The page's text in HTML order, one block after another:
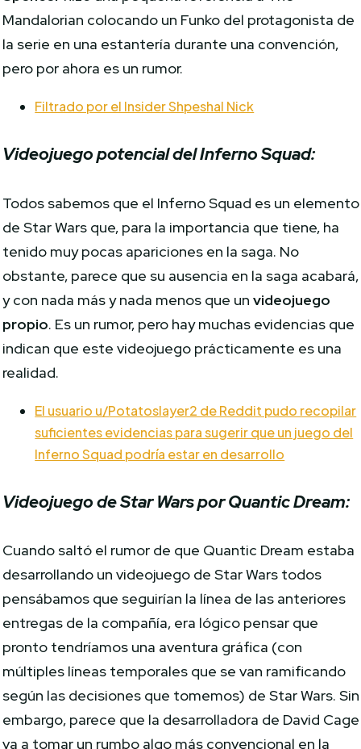
Mandalorian colocando un Funko del protagonista de
la serie en una estantería durante una convención,
pero por ahora es un rumor.
Filtrado por el Insider Shpeshal Nick
Videojuego potencial del Inferno Squad:
Todos sabemos que el Inferno Squad es un elemento
de Star Wars que, para la importancia que tiene, ha
tenido muy pocas apariciones en la saga. No
obstante, parece que su ausencia en la saga acabará,
y con nada más y nada menos que unvideojuego
propio. Es un rumor, pero hay muchas evidencias que
indican que este videojuego prácticamente es una
realidad.
El usuario u/Potatoslayer2 de Reddit pudo recopilar
suficientes evidencias para sugerir que un juego del
Inferno Squad podría estar en desarrollo
Videojuego de Star Wars por Quantic Dream:
Cuando saltó el rumor de que Quantic Dream estaba
desarrollando un videojuego de Star Wars todos
pensábamos que seguirían la línea de las anteriores
entregas de la compañía, era lógico pensar que
pronto tendríamos una aventura gráfica (con
múltiples líneas temporales que se van ramificando
según las decisiones que tomemos) de Star Wars. Sin
embargo, parece que la desarrolladora de David Cage
va a tomar un rumbo algo más convencional en la